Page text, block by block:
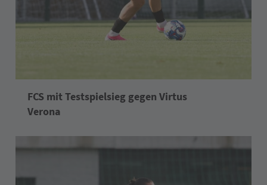
FCS mit Testspielsieg gegen Virtus
Verona